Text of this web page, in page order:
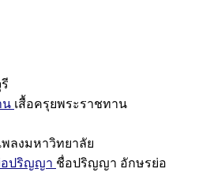
น เสื้อครุยพระราชทาน
พลงมหาวิทยาลัย
ปริญญา ชื่อปริญญา อักษรย่อ